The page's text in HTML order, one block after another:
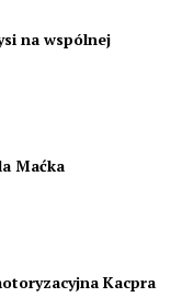
na wspólnej
Maćka
Kacpra